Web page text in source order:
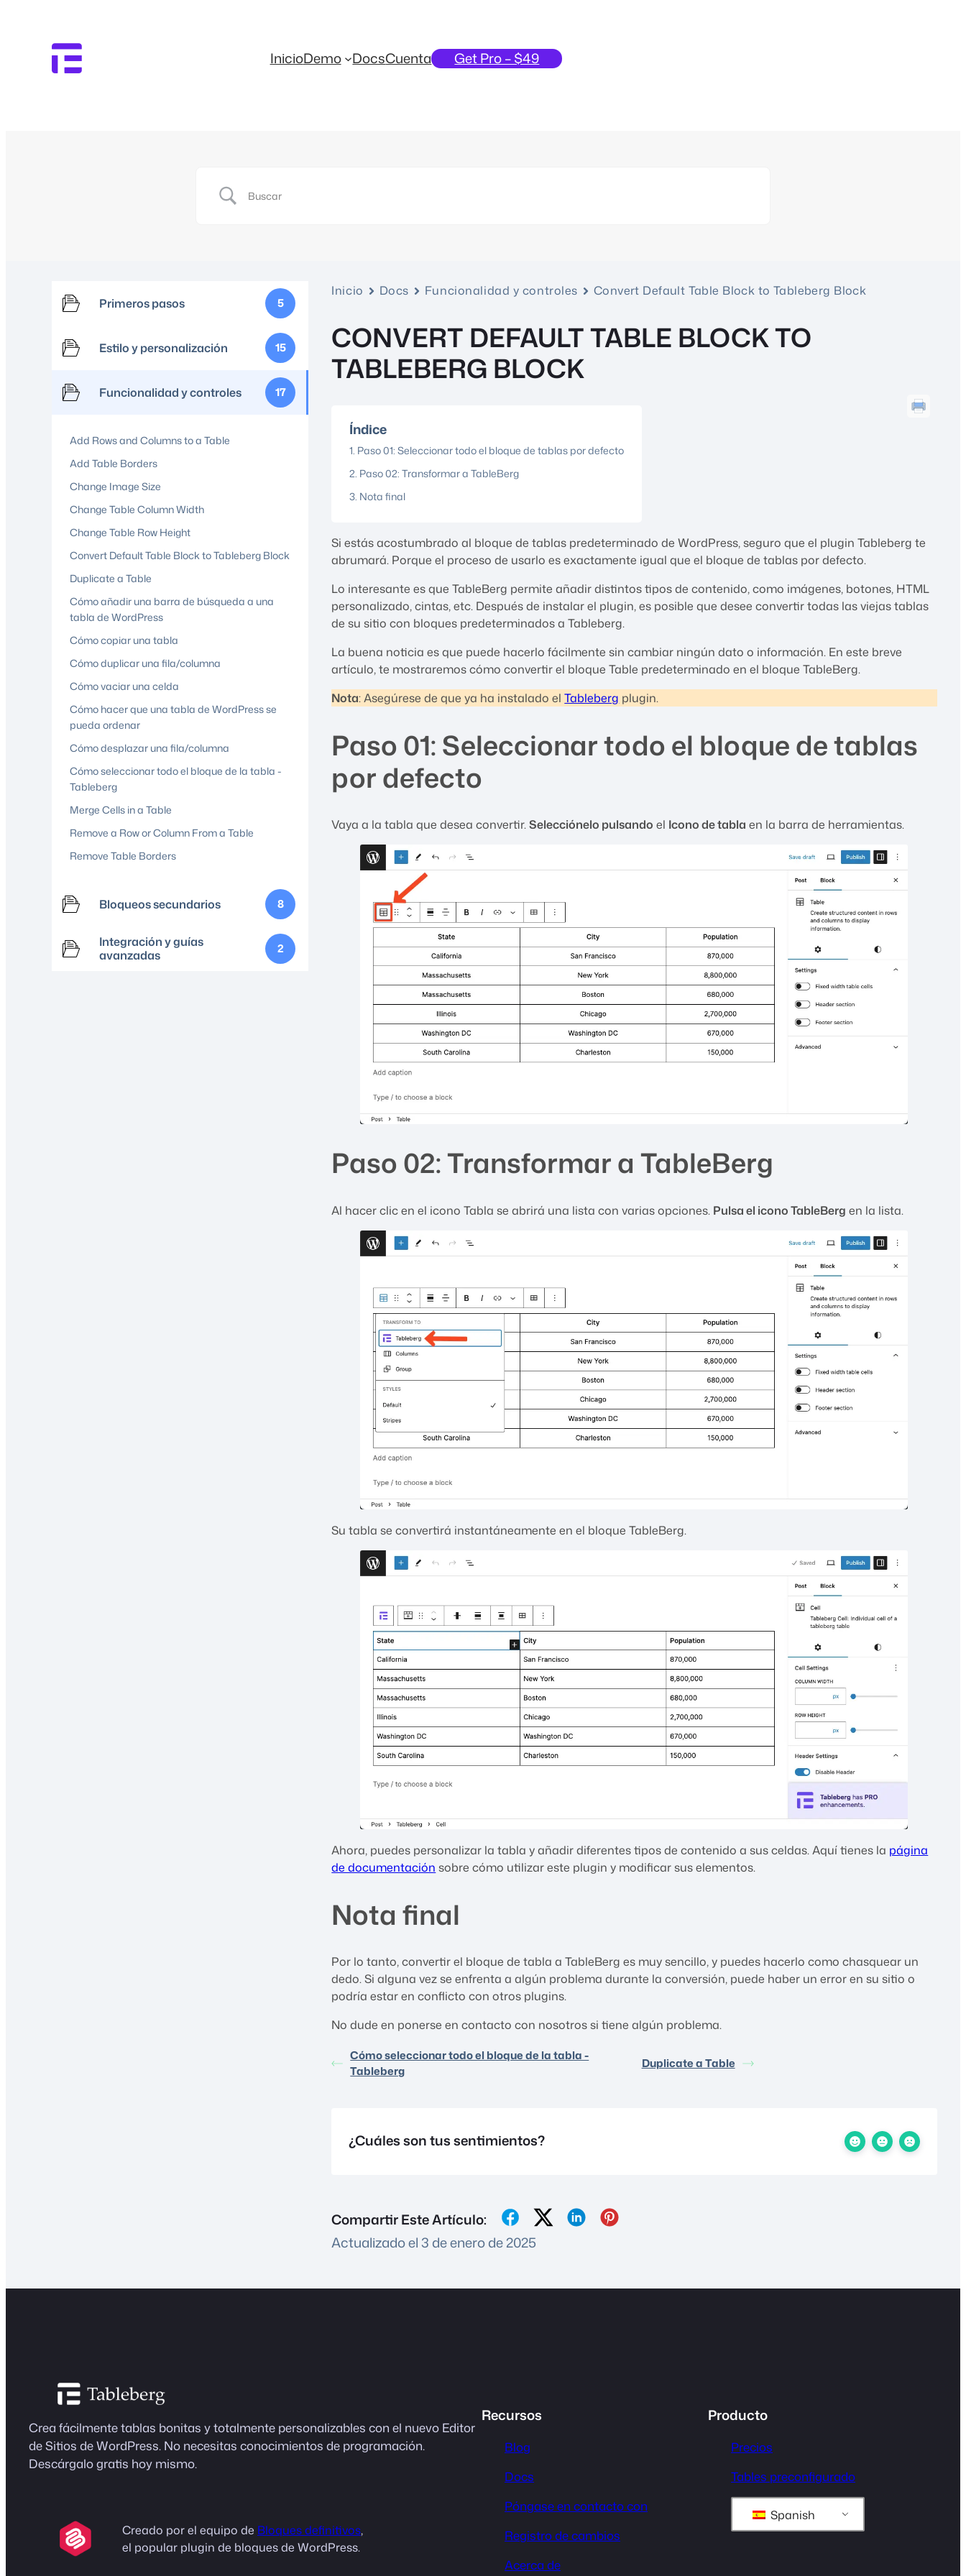
InicioDemo DocsCuenta Get Pro – $49
Primeros pasos 5
Estilo y personalización 15
Funcionalidad y controles 17
Add Rows and Columns to a Table
Add Table Borders
Change Image Size
Change Table Column Width
Change Table Row Height
Convert Default Table Block to Tableberg Block
Duplicate a Table
Cómo añadir una barra de búsqueda a una
tabla de WordPress
Cómo copiar una tabla
Cómo duplicar una fila/columna
Cómo vaciar una celda
Cómo hacer que una tabla de WordPress se
pueda ordenar
Cómo desplazar una fila/columna
Cómo seleccionar todo el bloque de la tabla -
Tableberg
Merge Cells in a Table
Remove a Row or Column From a Table
Remove Table Borders
Bloqueos secundarios 8
Integración y guías
avanzadas
2
Inicio Docs Funcionalidad y controles Convert Default Table Block to Tableberg Block
CONVERT DEFAULT TABLE BLOCK TO
TABLEBERG BLOCK
Índice
Paso 01: Seleccionar todo el bloque de tablas por defecto
Paso 02: Transformar a TableBerg
Nota final
Si estás acostumbrado al bloque de tablas predeterminado de WordPress, seguro que el plugin Tableberg te
abrumará. Porque el proceso de usarlo es exactamente igual que el bloque de tablas por defecto.
Lo interesante es que TableBerg permite añadir distintos tipos de contenido, como imágenes, botones, HTML
personalizado, cintas, etc. Después de instalar el plugin, es posible que desee convertir todas las viejas tablas
de su sitio con bloques predeterminados a Tableberg.
La buena noticia es que puede hacerlo fácilmente sin cambiar ningún dato o información. En este breve
artículo, te mostraremos cómo convertir el bloque Table predeterminado en el bloque TableBerg.
Nota: Asegúrese de que ya ha instalado elTableberg plugin.
Paso 01: Seleccionar todo el bloque de tablas
por defecto
Vaya a la tabla que desea convertir.Selecciónelo pulsando el Icono de tabla en la barra de herramientas.
Paso 02: Transformar a TableBerg
Al hacer clic en el icono Tabla se abrirá una lista con varias opciones. Pulsa el icono TableBerg en la lista.
Su tabla se convertirá instantáneamente en el bloque TableBerg.
Ahora, puedes personalizar la tabla y añadir diferentes tipos de contenido a sus celdas. Aquí tienes la página
de documentación sobre cómo utilizar este plugin y modificar sus elementos.
Nota final
Por lo tanto, convertir el bloque de tabla a TableBerg es muy sencillo, y puedes hacerlo como chasquear un
dedo. Si alguna vez se enfrenta a algún problema durante la conversión, puede haber un error en su sitio o
podría estar en conflicto con otros plugins.
No dude en ponerse en contacto con nosotros si tiene algún problema.
Cómo seleccionar todo el bloque de la tabla -
Tableberg
Duplicate a Table
¿Cuáles son tus sentimientos?
Compartir Este Artículo:
Actualizado el 3 de enero de 2025
Crea fácilmente tablas bonitas y totalmente personalizables con el nuevo Editor
de Sitios de WordPress. No necesitas conocimientos de programación.
Descárgalo gratis hoy mismo.
Creado por el equipo de Bloques definitivos,
el popular plugin de bloques de WordPress.
Recursos
Blog
Docs
Póngase en contacto con
Registro de cambios
Acerca de
Producto
Precios
Tables preconfigurado
Spanish